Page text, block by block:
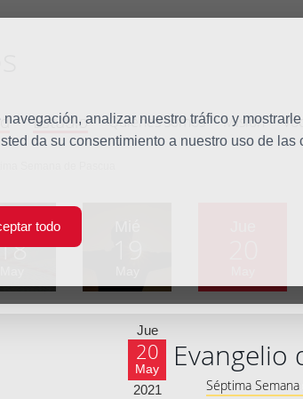
analizar nuestro tráfico y
da su consentimiento a nuestro uso de las
todo
Estudio Quiénes somos Misión
Semana de Pascua
Jue
20
May
2021
Evangelio
Séptima